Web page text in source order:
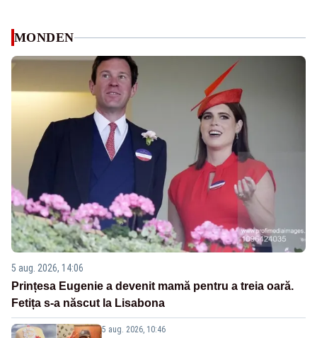
MONDEN
5 aug. 2026, 14:06
Prințesa Eugenie a devenit mamă pentru a treia oară.
Fetița s-a născut la Lisabona
5 aug. 2026, 10:46